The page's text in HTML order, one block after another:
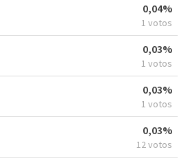
0,04%
1 votos
0,03%
1 votos
0,03%
1 votos
0,03%
12 votos